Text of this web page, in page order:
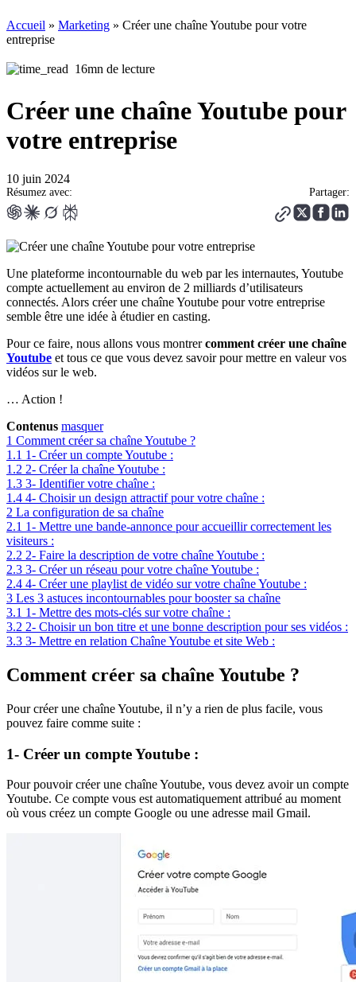
Accueil » Marketing » Créer une chaîne Youtube pour votre
entreprise
16mn de lecture
Créer une chaîne Youtube pour
votre entreprise
10 juin 2024
Résumez avec: Partager:
Une plateforme incontournable du web par les internautes, Youtube
compte actuellement au environ de 2 milliards d’utilisateurs
connectés. Alors créer une chaîne Youtube pour votre entreprise
semble être une idée à étudier en casting.
Pour ce faire, nous allons vous montrercomment créer une chaîne
Youtube et tous ce que vous devez savoir pour mettre en valeur vos
vidéos sur le web.
… Action !
Contenus masquer
1 Comment créer sa chaîne Youtube ?
1.1 1- Créer un compte Youtube :
1.2 2- Créer la chaîne Youtube :
1.3 3- Identifier votre chaîne :
1.4 4- Choisir un design attractif pour votre chaîne :
2 La configuration de sa chaîne
2.1 1- Mettre une bande-annonce pour accueillir correctement les
visiteurs :
2.2 2- Faire la description de votre chaîne Youtube :
2.3 3- Créer un réseau pour votre chaîne Youtube :
2.4 4- Créer une playlist de vidéo sur votre chaîne Youtube :
3 Les 3 astuces incontournables pour booster sa chaîne
3.1 1- Mettre des mots-clés sur votre chaîne :
3.2 2- Choisir un bon titre et une bonne description pour ses vidéos :
3.3 3- Mettre en relation Chaîne Youtube et site Web :
Comment créer sa chaîne Youtube ?
Pour créer une chaîne Youtube, il n’y a rien de plus facile, vous
pouvez faire comme suite :
1- Créer un compte Youtube :
Pour pouvoir créer une chaîne Youtube, vous devez avoir un compte
Youtube. Ce compte vous est automatiquement attribué au moment
où vous créez un compte Google ou une adresse mail Gmail.